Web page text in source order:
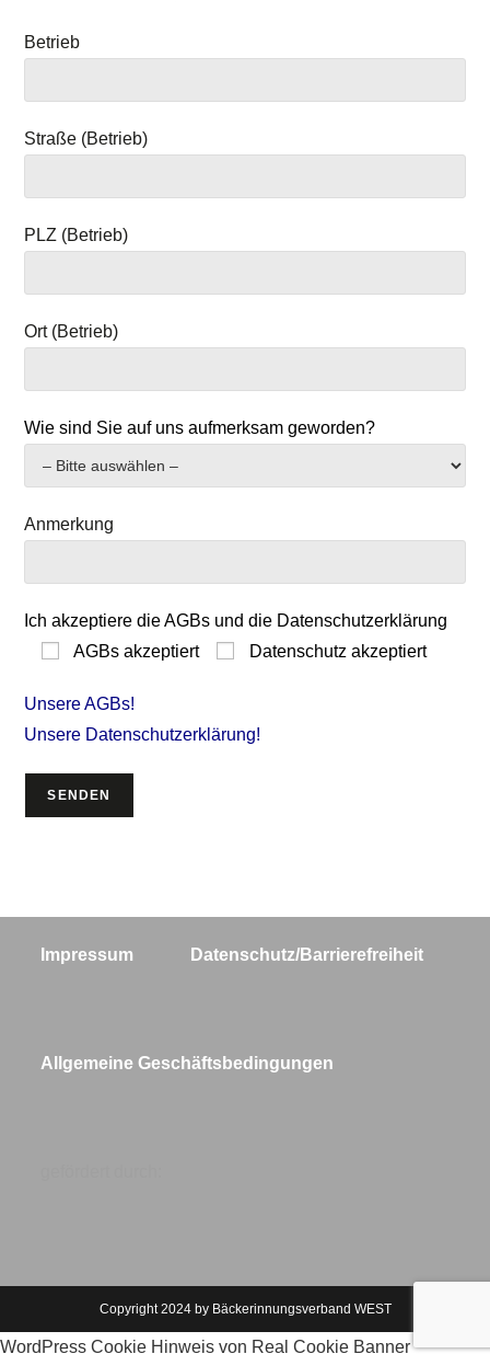
Betrieb
Straße (Betrieb)
PLZ (Betrieb)
Ort (Betrieb)
Wie sind Sie auf uns aufmerksam geworden?
Anmerkung
Ich akzeptiere die AGBs und die Datenschutzerklärung
AGBs akzeptiert
Datenschutz akzeptiert
Unsere AGBs!
Unsere Datenschutzerklärung!
Impressum Datenschutz/Barrierefreiheit
Allgemeine Geschäftsbedingungen
Copyright 2024 by Bäckerinnungsverband WEST
WordPress Cookie Hinweis von Real Cookie Banner